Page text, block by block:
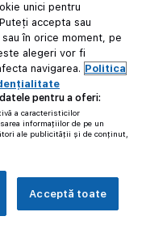
unici pentru
accepta sau
în orice moment, pe
alegeri vor fi
navigarea. Politica
pentru a oferi:
a caracteristicilor
informațiilor de pe un
ale publicității și de conținut,
Acceptă toate